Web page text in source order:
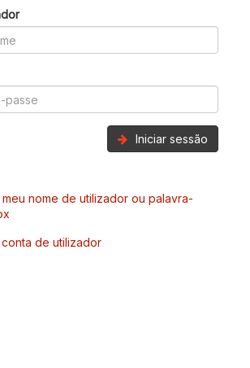
Iniciar sessão
nome de utilizador ou palavra-
de utilizador